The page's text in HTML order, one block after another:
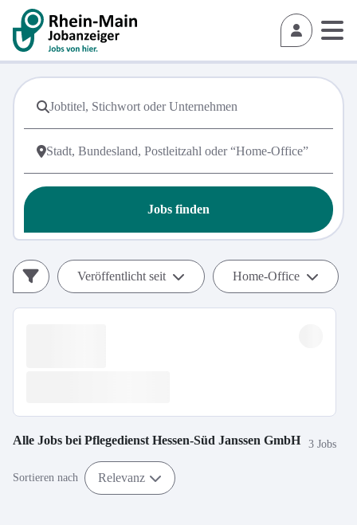
Jobs finden
Veröffentlicht seit Home-Office
Alle Jobs bei Pflegedienst Hessen-Süd Janssen GmbH 3 Jobs
Sortieren nach Relevanz